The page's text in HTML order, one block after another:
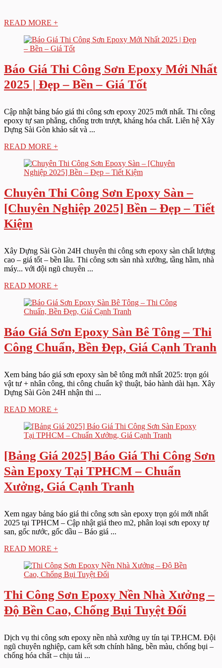
READ MORE +
Báo Giá Thi Công Sơn Epoxy Mới Nhất
2025 | Đẹp – Bền – Giá Tốt
Cập nhật bảng báo giá thi công sơn epoxy 2025 mới nhất. Thi công
epoxy tự san phẳng, chống trơn trượt, kháng hóa chất. Liên hệ Xây
Dựng Sài Gòn khảo sát và ...
READ MORE +
Chuyên Thi Công Sơn Epoxy Sàn –
[Chuyên Nghiệp 2025] Bền – Đẹp – Tiết
Kiệm
Xây Dựng Sài Gòn 24H chuyên thi công sơn epoxy sàn chất lượng
cao – giá tốt – bền lâu. Thi công sơn sàn nhà xưởng, tầng hầm, nhà
máy... với đội ngũ chuyên ...
READ MORE +
Báo Giá Sơn Epoxy Sàn Bê Tông – Thi
Công Chuẩn, Bền Đẹp, Giá Cạnh Tranh
Xem bảng báo giá sơn epoxy sàn bê tông mới nhất 2025: trọn gói
vật tư + nhân công, thi công chuẩn kỹ thuật, bảo hành dài hạn. Xây
Dựng Sài Gòn 24H nhận thi ...
READ MORE +
[Bảng Giá 2025] Báo Giá Thi Công Sơn
Sàn Epoxy Tại TPHCM – Chuẩn
Xưởng, Giá Cạnh Tranh
Xem ngay bảng báo giá thi công sơn sàn epoxy trọn gói mới nhất
2025 tại TPHCM – Cập nhật giá theo m2, phân loại sơn epoxy tự
san, gốc nước, gốc dầu – Báo giá ...
READ MORE +
Thi Công Sơn Epoxy Nền Nhà Xưởng –
Độ Bền Cao, Chống Bụi Tuyệt Đối
Dịch vụ thi công sơn epoxy nền nhà xưởng uy tín tại TP.HCM. Đội
ngũ chuyên nghiệp, cam kết sơn chính hãng, bền màu, chống bụi –
chống hóa chất – chịu tải ...